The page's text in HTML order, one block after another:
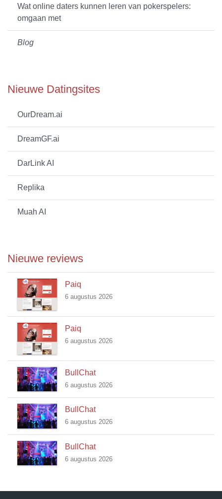
Wat online daters kunnen leren van pokerspelers:
omgaan met
Blog
Nieuwe Datingsites
OurDream.ai
DreamGF.ai
DarLink AI
Replika
Muah AI
Nieuwe reviews
Paiq
6 augustus 2026
Paiq
6 augustus 2026
BullChat
6 augustus 2026
BullChat
6 augustus 2026
BullChat
6 augustus 2026